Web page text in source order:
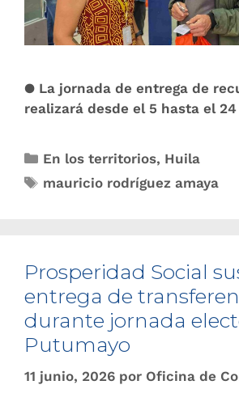
● La jornada de entrega de
realizará desde el 5 hasta el
En los territorios, Huila
mauricio rodríguez amaya
Prosperidad Social
entrega de
durante jornada
Putumayo
11 junio, 2026 por Oficina de